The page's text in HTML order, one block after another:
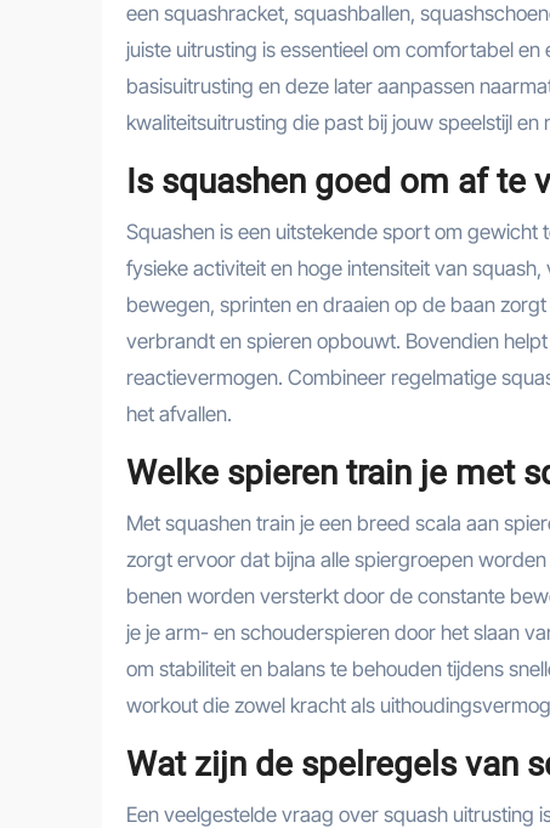
een squashracket, squashballen,
juiste uitrusting is essentieel om comfortabel
basisuitrusting en deze later aanpassen
kwaliteitsuitrusting die past bij jouw speelstijl
Is squashen goed om af te
Squashen is een uitstekende sport om gewicht
fysieke activiteit en hoge intensiteit van
bewegen, sprinten en draaien op de baan
verbrandt en spieren opbouwt. Bovendien
reactievermogen. Combineer regelmatige
het afvallen.
Welke spieren train je met
Met squashen train je een breed scala aan
zorgt ervoor dat bijna alle spiergroepen
benen worden versterkt door de constante
je je arm- en schouderspieren door het slaan
om stabiliteit en balans te behouden tijdens
workout die zowel kracht als
Wat zijn de spelregels van
Een veelgestelde vraag over squash uitrusting